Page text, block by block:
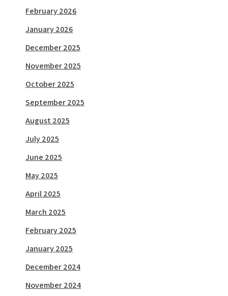
February 2026
January 2026
December 2025
November 2025
October 2025
September 2025
August 2025
July 2025
June 2025
May 2025
April 2025
March 2025
February 2025
January 2025
December 2024
November 2024